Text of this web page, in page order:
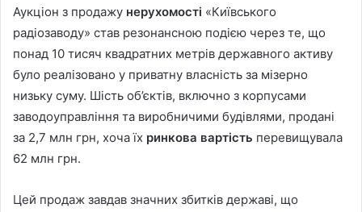
Аукціон з продажу нерухомості «Київського
радіозаводу» став резонансною подією через те, що
понад 10 тисяч квадратних метрів державного активу
було реалізовано у приватну власність за мізерно
низьку суму. Шість об’єктів, включно з корпусами
заводоуправління та виробничими будівлями, продані
за 2,7 млн грн, хоча їх ринкова вартість перевищувала
62 млн грн.
Цей продаж завдав значних збитків державі, що